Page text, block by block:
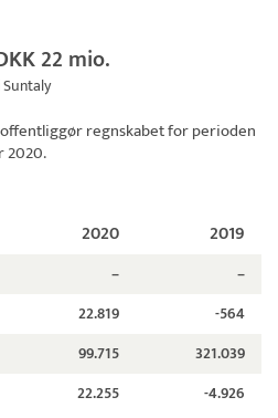
22 mio.
offentliggør regnskabet for perioden
2020.
2020 2019
–
–
22.819
-564
99.715
321.039
22.255 -4.926